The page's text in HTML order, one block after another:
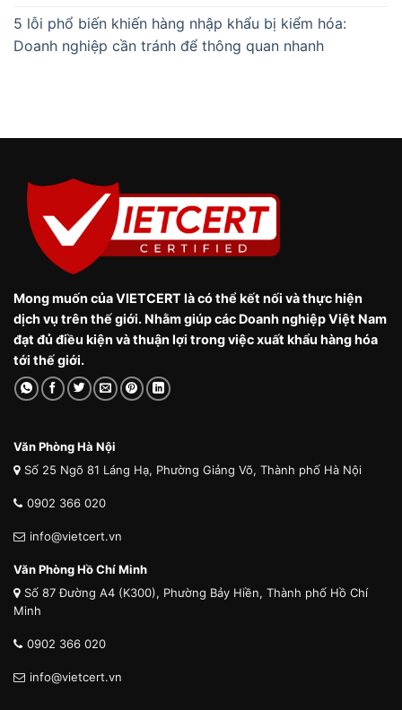
5 lỗi phổ biến khiến hàng nhập khẩu bị kiểm hóa:
Doanh nghiệp cần tránh để thông quan nhanh
Mong muốn của VIETCERT là có thể kết nối và thực hiện
dịch vụ trên thế giới. Nhằm giúp các Doanh nghiệp Việt Nam
đạt đủ điều kiện và thuận lợi trong việc xuất khẩu hàng hóa
tới thế giới.
Văn Phòng Hà Nội
Số 25 Ngõ 81 Láng Hạ, Phường Giảng Võ, Thành phố Hà Nội
0902 366 020
info@vietcert.vn
Văn Phòng Hồ Chí Minh
Số 87 Đường A4 (K300), Phường Bảy Hiền, Thành phố Hồ Chí
Minh
0902 366 020
info@vietcert.vn